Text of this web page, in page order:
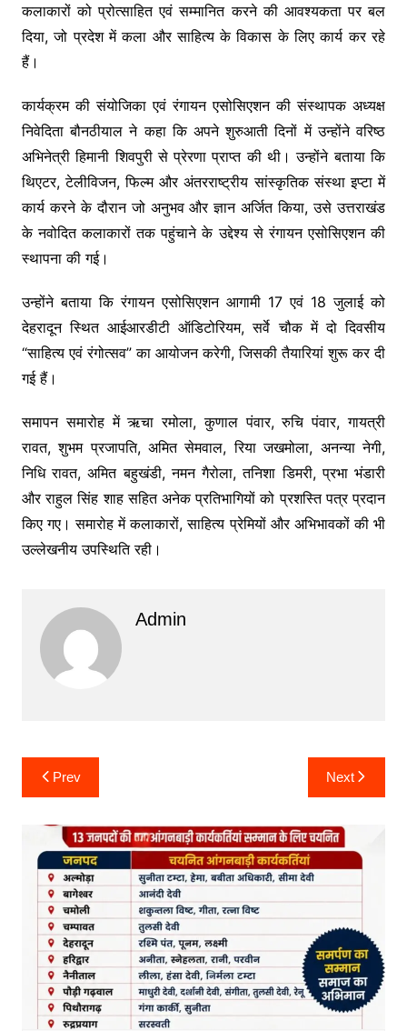
कलाकारों को प्रोत्साहित एवं सम्मानित करने की आवश्यकता पर बल
दिया, जो प्रदेश में कला और साहित्य के विकास के लिए कार्य कर रहे
हैं।
कार्यक्रम की संयोजिका एवं रंगायन एसोसिएशन की संस्थापक अध्यक्ष
निवेदिता बौनठीयाल ने कहा कि अपने शुरुआती दिनों में उन्होंने वरिष्ठ
अभिनेत्री हिमानी शिवपुरी से प्रेरणा प्राप्त की थी। उन्होंने बताया कि
थिएटर, टेलीविजन, फिल्म और अंतरराष्ट्रीय सांस्कृतिक संस्था इप्टा में
कार्य करने के दौरान जो अनुभव और ज्ञान अर्जित किया, उसे उत्तराखंड
के नवोदित कलाकारों तक पहुंचाने के उद्देश्य से रंगायन एसोसिएशन की
स्थापना की गई।
उन्होंने बताया कि रंगायन एसोसिएशन आगामी 17 एवं 18 जुलाई को
देहरादून स्थित आईआरडीटी ऑडिटोरियम, सर्वे चौक में दो दिवसीय
“साहित्य एवं रंगोत्सव” का आयोजन करेगी, जिसकी तैयारियां शुरू कर दी
गई हैं।
समापन समारोह में ऋचा रमोला, कुणाल पंवार, रुचि पंवार, गायत्री
रावत, शुभम प्रजापति, अमित सेमवाल, रिया जखमोला, अनन्या नेगी,
निधि रावत, अमित बहुखंडी, नमन गैरोला, तनिशा डिमरी, प्रभा भंडारी
और राहुल सिंह शाह सहित अनेक प्रतिभागियों को प्रशस्ति पत्र प्रदान
किए गए। समारोह में कलाकारों, साहित्य प्रेमियों और अभिभावकों की भी
उल्लेखनीय उपस्थिति रही।
Admin
Post
navigation
Prev Next